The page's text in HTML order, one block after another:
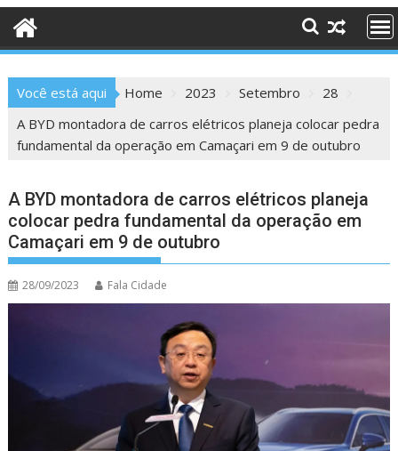
Você está aqui Home 2023 Setembro
28
A BYD montadora de carros elétricos planeja colocar pedra
fundamental da operação em Camaçari em 9 de outubro
A BYD montadora de carros elétricos planeja
colocar pedra fundamental da operação em
Camaçari em 9 de outubro
28/09/2023 Fala Cidade